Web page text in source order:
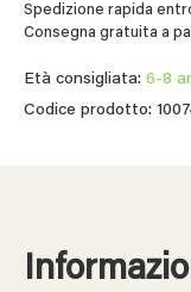
Spedizione rapida
Consegna gratuita a
Età consigliata: 6-8
Codice prodotto: